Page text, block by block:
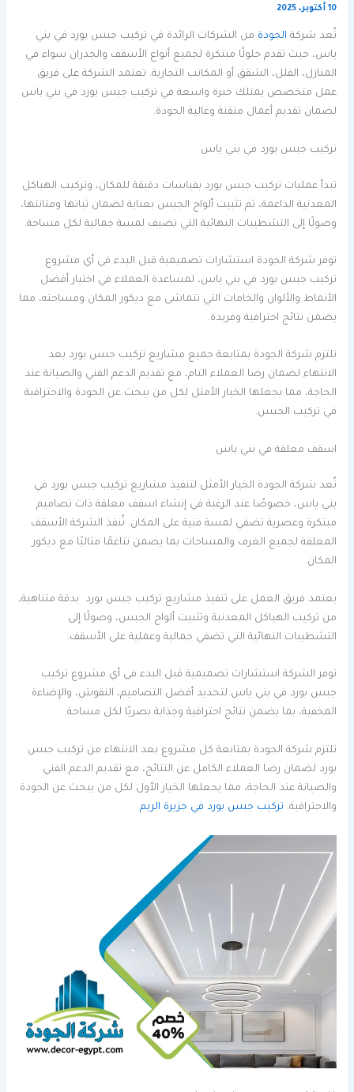
10 أكتوبر، 2025
تُعد شركة الجودة من الشركات الرائدة في تركيب جبس بورد في بني
ياس، حيث تقدم حلولًا مبتكرة لجميع أنواع الأسقف والجدران سواء في
المنازل، الفلل، الشقق أو المكاتب التجارية. تعتمد الشركة على فريق
عمل متخصص يمتلك خبرة واسعة في تركيب جبس بورد في بني ياس
لضمان تقديم أعمال متقنة وعالية الجودة.
تركيب جبس بورد في بني ياس
تبدأ عمليات تركيب جبس بورد بقياسات دقيقة للمكان، وتركيب الهياكل
المعدنية الداعمة، ثم تثبيت ألواح الجبس بعناية لضمان ثباتها ومتانتها،
وصولًا إلى التشطيبات النهائية التي تضيف لمسة جمالية لكل مساحة.
توفر شركة الجودة استشارات تصميمية قبل البدء في أي مشروع
تركيب جبس بورد في بني ياس، لمساعدة العملاء في اختيار أفضل
الأنماط والألوان والخامات التي تتماشى مع ديكور المكان ومساحته، مما
يضمن نتائج احترافية وفريدة.
تلتزم شركة الجودة بمتابعة جميع مشاريع تركيب جبس بورد بعد
الانتهاء لضمان رضا العملاء التام، مع تقديم الدعم الفني والصيانة عند
الحاجة، مما يجعلها الخيار الأمثل لكل من يبحث عن الجودة والاحترافية
في تركيب الجبس.
اسقف معلقة في بني ياس
تُعد شركة الجودة الخيار الأمثل لتنفيذ مشاريع تركيب جبس بورد في
بني ياس، خصوصًا عند الرغبة في إنشاء اسقف معلقة ذات تصاميم
مبتكرة وعصرية تضفي لمسة فنية على المكان. تُنفذ الشركة الأسقف
المعلقة لجميع الغرف والمساحات بما يضمن تناغمًا مثاليًا مع ديكور
المكان.
يعتمد فريق العمل على تنفيذ مشاريع تركيب جبس بورد بدقة متناهية،
من تركيب الهياكل المعدنية وتثبيت ألواح الجبس، وصولًا إلى
التشطيبات النهائية التي تضفي جمالية وعملية على الأسقف.
توفر الشركة استشارات تصميمية قبل البدء في أي مشروع تركيب
جبس بورد في بني ياس لتحديد أفضل التصاميم، النقوش، والإضاءة
المخفية، بما يضمن نتائج احترافية وجذابة بصريًا لكل مساحة.
تلتزم شركة الجودة بمتابعة كل مشروع بعد الانتهاء من تركيب جبس
بورد لضمان رضا العملاء الكامل عن النتائج، مع تقديم الدعم الفني
والصيانة عند الحاجة، مما يجعلها الخيار الأول لكل من يبحث عن الجودة
والاحترافية. تركيب جبس بورد في جزيرة الريم